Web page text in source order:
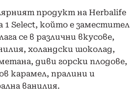
продукт на Herbalife
1 Select, който е заместител
се в различни вкусове,
холандски шоколад,
диви горски плодове,
карамел, пралини и
ванилия.